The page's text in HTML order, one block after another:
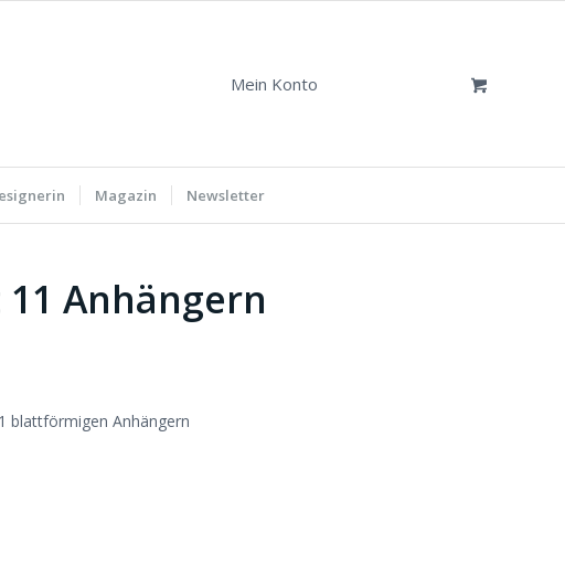
Mein Konto
Magazin Newsletter
Anhängern
blattförmigen Anhängern